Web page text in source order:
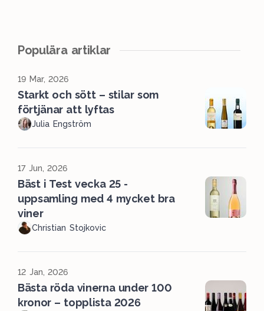
Populära artiklar
19 Mar, 2026
Starkt och sött – stilar som
förtjänar att lyftas
Julia Engström
17 Jun, 2026
Bäst i Test vecka 25 -
uppsamling med 4 mycket bra
viner
Christian Stojkovic
12 Jan, 2026
Bästa röda vinerna under 100
kronor – topplista 2026